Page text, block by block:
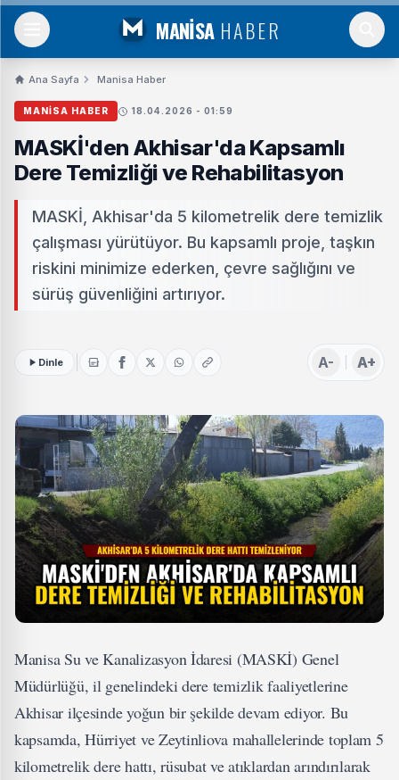
MANİSA HABER
Ana Sayfa Manisa Haber
MANISA HABER 18.04.2026 - 01:59
MASKİ'den Akhisar'da Kapsamlı
Dere Temizliği ve Rehabilitasyon
MASKİ, Akhisar'da 5 kilometrelik dere temizlik
çalışması yürütüyor. Bu kapsamlı proje, taşkın
riskini minimize ederken, çevre sağlığını ve
sürüş güvenliğini artırıyor.
Dinle A- A+
Manisa Su ve Kanalizasyon İdaresi (MASKİ) Genel
Müdürlüğü, il genelindeki dere temizlik faaliyetlerine
Akhisar ilçesinde yoğun bir şekilde devam ediyor. Bu
kapsamda, Hürriyet ve Zeytinliova mahallelerinde toplam 5
kilometrelik dere hattı, rüsubat ve atıklardan arındırılarak